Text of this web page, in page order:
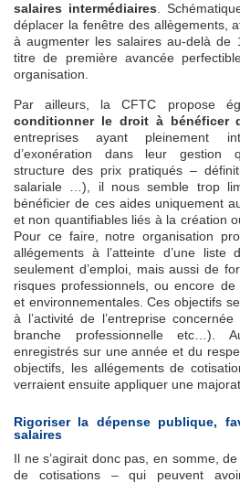
salaires intermédiaires .
déplacer la fenêtre des allègements,
à augmenter les salaires au-delà de
titre de première avancée
organisation.
Par ailleurs, la CFTC propose
conditionner le droit à bénéficer
entreprises ayant pleinement
d’exonération dans leur gestion
structure des prix pratiqués –
salariale …), il nous semble trop
bénéficier de ces aides uniquement
et non quantifiables liés à la création
Pour ce faire, notre organisation
allégements à l’atteinte d’une liste
seulement d’emploi, mais aussi de
risques professionnels, ou encore
et environnementales. Ces objectifs
à l’activité de l’entreprise
branche professionnelle etc…).
enregistrés sur une année et du
objectifs, les allégements de
verraient ensuite appliquer une
Rigoriser la dépense publique,
salaires
Il ne s’agirait donc pas, en somme,
de cotisations – qui peuvent